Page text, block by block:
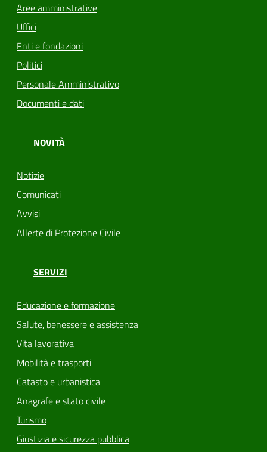
Aree amministrative
Uffici
Enti e fondazioni
Politici
Personale Amministrativo
Documenti e dati
NOVITÀ
Notizie
Comunicati
Avvisi
Allerte di Protezione Civile
SERVIZI
Educazione e formazione
Salute, benessere e assistenza
Vita lavorativa
Mobilità e trasporti
Catasto e urbanistica
Anagrafe e stato civile
Turismo
Giustizia e sicurezza pubblica